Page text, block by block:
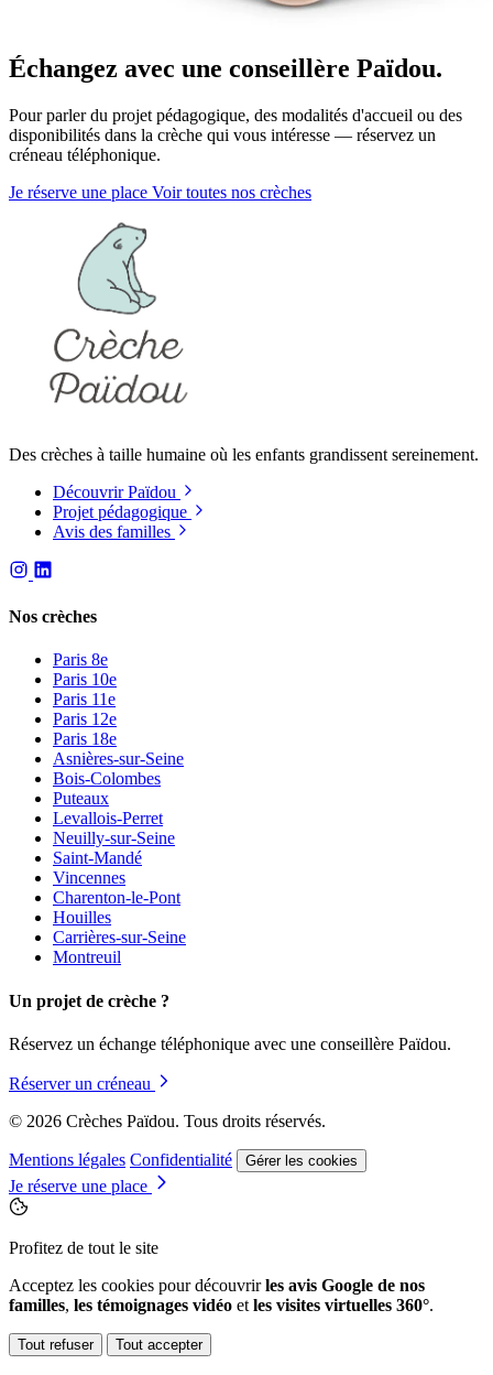
Échangez avec une conseillère Païdou.
Pour parler du projet pédagogique, des modalités d'accueil ou des
disponibilités dans la crèche qui vous intéresse — réservez un
créneau téléphonique.
Je réserve une place Voir toutes nos crèches
Des crèches à taille humaine où les enfants grandissent sereinement.
Découvrir Païdou
Projet pédagogique
Avis des familles
Nos crèches
Paris 8e
Paris 10e
Paris 11e
Paris 12e
Paris 18e
Asnières-sur-Seine
Bois-Colombes
Puteaux
Levallois-Perret
Neuilly-sur-Seine
Saint-Mandé
Vincennes
Charenton-le-Pont
Houilles
Carrières-sur-Seine
Montreuil
Un projet de crèche ?
Réservez un échange téléphonique avec une conseillère Païdou.
Réserver un créneau
© 2026 Crèches Païdou. Tous droits réservés.
Mentions légales Confidentialité Gérer les cookies
Je réserve une place
Profitez de tout le site
Acceptez les cookies pour découvrirles avis Google de nos
familles, les témoignages vidéo et les visites virtuelles 360°.
Tout refuser Tout accepter